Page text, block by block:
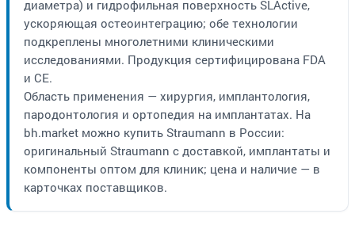
диаметра) и гидрофильная поверхность SLActive,
ускоряющая остеоинтеграцию; обе технологии
подкреплены многолетними клиническими
исследованиями. Продукция сертифицирована FDA
и CE.
Область применения — хирургия, имплантология,
пародонтология и ортопедия на имплантатах. На
bh.market можно купить Straumann в России:
оригинальный Straumann с доставкой, имплантаты и
компоненты оптом для клиник; цена и наличие — в
карточках поставщиков.